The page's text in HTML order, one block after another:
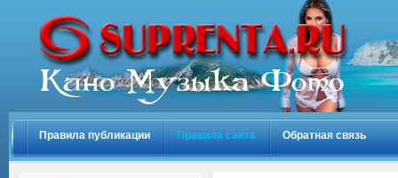
Правила публикации Правила сайта Обратная связь